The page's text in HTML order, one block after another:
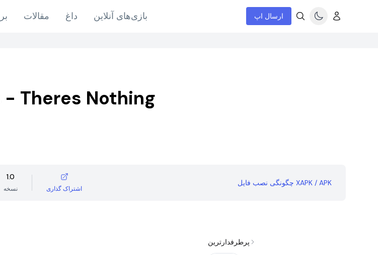
مقالات داغ بازی‌های آنلاین ارسال اپ
- Theres Nothing
1.0
نسخه اشتراک گذاری
چگونگی نصب فایل XAPK / APK
پرطرفدارترین